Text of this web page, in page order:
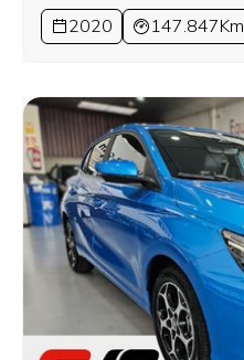
2020 147.847Km